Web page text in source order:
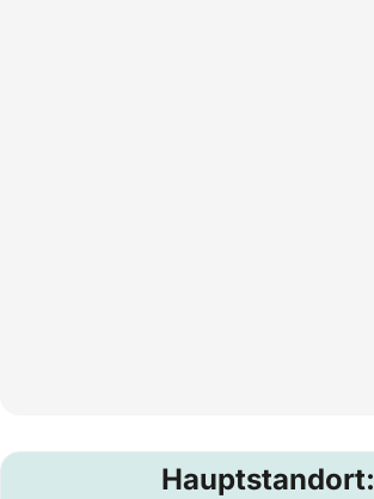
Hauptstandort: